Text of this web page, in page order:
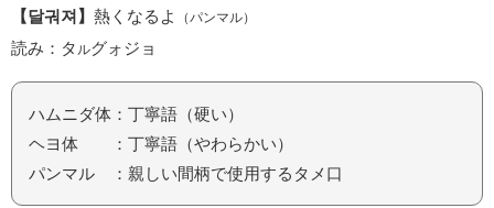
【달궈져】 熱くなるよ （パンマル）
読み：タ ルグォジョ
ハムニダ体：丁寧語（硬い）
ヘヨ体 ：丁寧語（やわらかい）
パンマル ：親しい間柄で使用するタメ口